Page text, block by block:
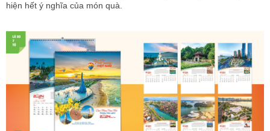
hiện hết ý nghĩa của món quà.